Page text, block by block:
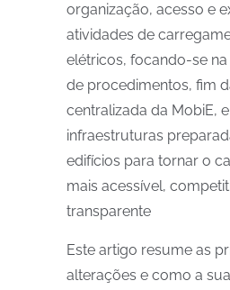
organização, acesso e
atividades de
elétricos, focando-se
de procedimentos, fim
centralizada da MobiE,
infraestruturas
edifícios para tornar o
mais acessível,
transparente
Este artigo resume as
alterações e como a